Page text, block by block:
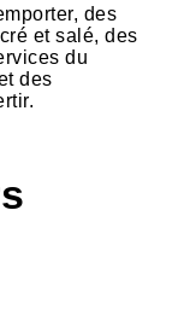
des
et salé, des
du
des